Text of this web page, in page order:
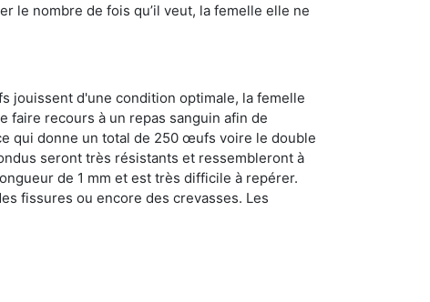
le nombre de fois qu’il veut, la femelle elle ne
jouissent d'une condition optimale, la femelle
faire recours à un repas sanguin afin de
qui donne un total de 250 œufs voire le double
seront très résistants et ressembleront à
de 1 mm et est très difficile à repérer.
fissures ou encore des crevasses. Les